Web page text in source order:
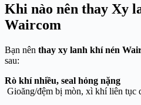
Khi nào nên thay Xy
Waircom
Bạn nên thay xy lanh khí nén
sau:
Rò khí nhiều, seal hỏng nặng
Gioăng/đệm bị mòn, xì khí liên tục